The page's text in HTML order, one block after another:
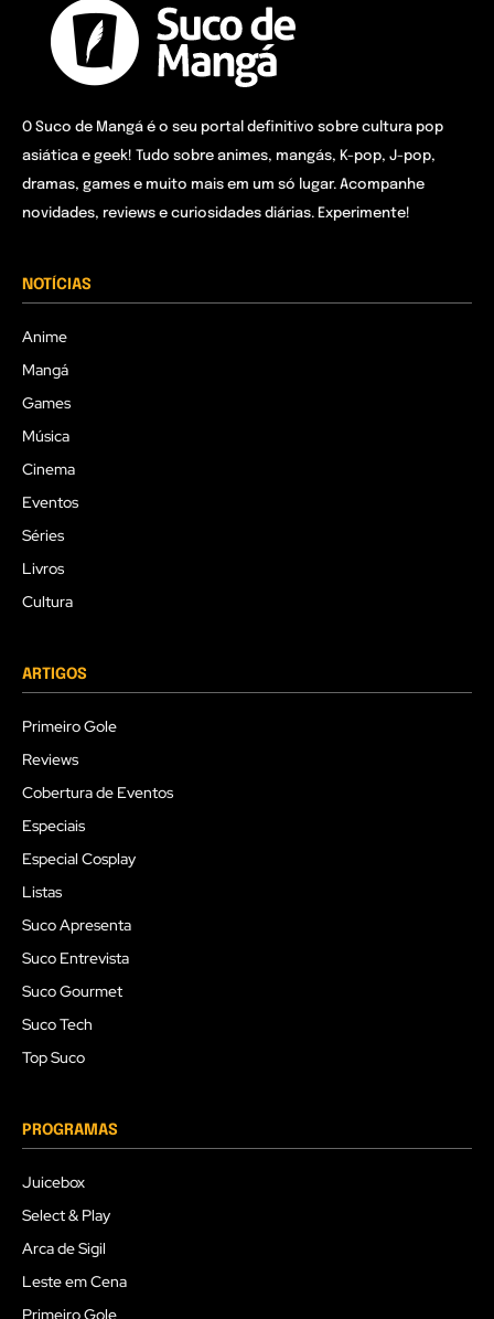
O Suco de Mangá é o seu portal definitivo sobre cultura pop
asiática e geek! Tudo sobre animes, mangás, K-pop, J-pop,
dramas, games e muito mais em um só lugar. Acompanhe
novidades, reviews e curiosidades diárias. Experimente!
NOTÍCIAS
Anime
Mangá
Games
Música
Cinema
Eventos
Séries
Livros
Cultura
ARTIGOS
Primeiro Gole
Reviews
Cobertura de Eventos
Especiais
Especial Cosplay
Listas
Suco Apresenta
Suco Entrevista
Suco Gourmet
Suco Tech
Top Suco
PROGRAMAS
Juicebox
Select & Play
Arca de Sigil
Leste em Cena
Primeiro Gole